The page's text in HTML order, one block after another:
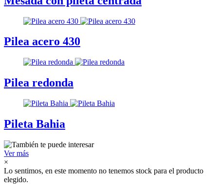
Pilea acero 430
Pilea redonda
Pileta Bahia
Ver más
×
Lo sentimos, en este momento no tenemos stock para el producto
elegido.